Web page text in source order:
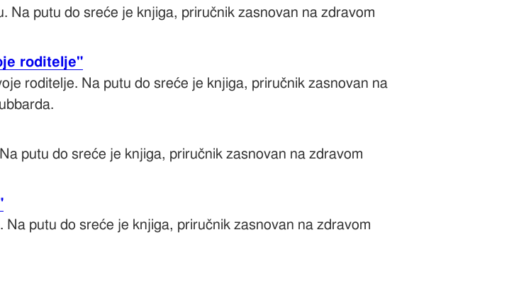
Na putu do sreće je knjiga, priručnik zasnovan na zdravom
roditelje"
roditelje. Na putu do sreće je knjiga, priručnik zasnovan na
putu do sreće je knjiga, priručnik zasnovan na zdravom
putu do sreće je knjiga, priručnik zasnovan na zdravom